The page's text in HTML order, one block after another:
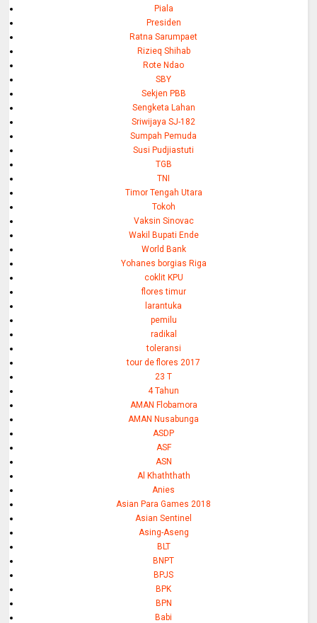
Piala
Presiden
Ratna Sarumpaet
Rizieq Shihab
Rote Ndao
SBY
Sekjen PBB
Sengketa Lahan
Sriwijaya SJ-182
Sumpah Pemuda
Susi Pudjiastuti
TGB
TNI
Timor Tengah Utara
Tokoh
Vaksin Sinovac
Wakil Bupati Ende
World Bank
Yohanes borgias Riga
coklit KPU
flores timur
larantuka
pemilu
radikal
toleransi
tour de flores 2017
23 T
4 Tahun
AMAN Flobamora
AMAN Nusabunga
ASDP
ASF
ASN
Al Khaththath
Anies
Asian Para Games 2018
Asian Sentinel
Asing-Aseng
BLT
BNPT
BPJS
BPK
BPN
Babi